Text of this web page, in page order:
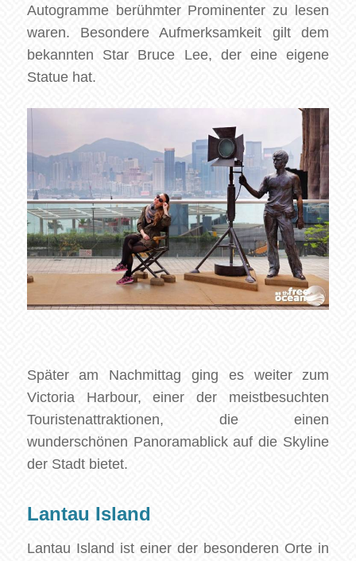
Autogramme berühmter Prominenter zu lesen
waren. Besondere Aufmerksamkeit gilt dem
bekannten Star Bruce Lee, der eine eigene
Statue hat.
Später am Nachmittag ging es weiter zum
Victoria Harbour, einer der meistbesuchten
Touristenattraktionen, die einen
wunderschönen Panoramablick auf die Skyline
der Stadt bietet.
Lantau Island
Lantau Island ist einer der besonderen Orte in